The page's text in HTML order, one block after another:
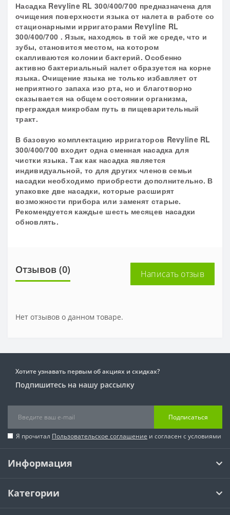
Насадка Revyline RL 300/400/700 предназначена для
очищения поверхности языка от налета в работе со
стационарными ирригаторами Revyline RL
300/400/700 . Язык, находясь в той же среде, что и
зубы, становится местом, на котором
скапливаются колонии бактерий. Особенно
активно бактериальный налет образуется на корне
языка. Очищение языка не только избавляет от
неприятного запаха изо рта, но и благотворно
сказывается на общем состоянии организма,
преграждая микробам путь в пищеварительный
тракт.
В базовую комплектацию ирригаторов Revyline RL
300/400/700 входит одна сменная насадка для
чистки языка. Так как насадка является
индивидуальной, то для других членов семьи
насадки необходимо приобрести дополнительно. В
упаковке две насадки, которые расширят
возможности прибора или заменят старые.
Рекомендуется каждые шесть месяцев насадки
обновлять.
Отзывов (0) Написать отзыв
Нет отзывов о данном товаре.
Хотите узнавать первым об акциях и скидках?
Подпишитесь на нашу рассылку
Подписаться
Я прочитал Пользовательское соглашение и согласен с условиями
Информация
Категории